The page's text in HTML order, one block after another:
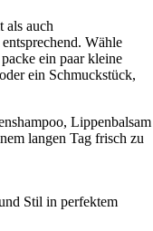
als auch
Wähle
ein paar kleine
ein Schmuckstück,
Lippenbalsam
langen Tag frisch zu
Stil in perfektem